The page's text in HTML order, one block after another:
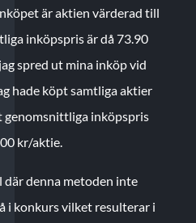
är aktien värderad till
inköpspris är då 73.90
spred ut mina inköp vid
hade köpt samtliga aktier
inköpspris
kr/aktie.
där denna metoden inte
i konkurs vilket resulterar i